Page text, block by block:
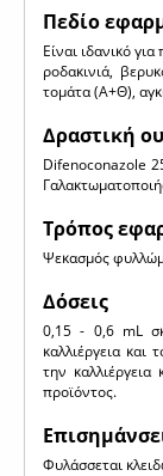
Πεδίο
Είναι ιδανικό
ροδακινιά,
τομάτα (Α+Θ),
Δραστική
Difenoconazole
Τρόπος
Ψεκασμός
Δόσεις
0,15 - 0,6 mL
καλλιέργεια
την
προϊόντος.
Φυλάσσεται